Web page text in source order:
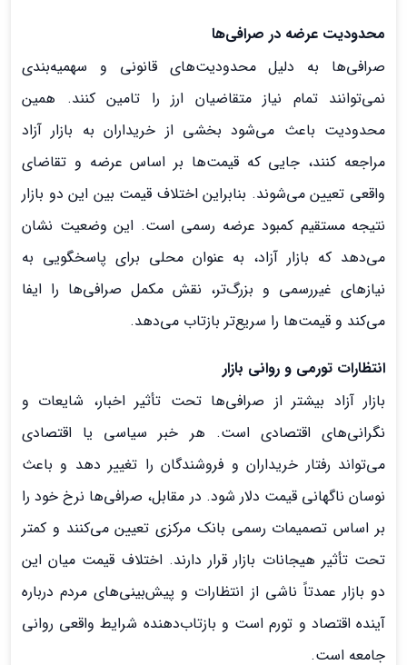
محدودیت عرضه در صرافی‌ها
صرافی‌ها به دلیل محدودیت‌های قانونی و سهمیه‌بندی
نمی‌توانند تمام نیاز متقاضیان ارز را تامین کنند. همین
محدودیت باعث می‌شود بخشی از خریداران به بازار آزاد
مراجعه کنند، جایی که قیمت‌ها بر اساس عرضه و تقاضای
واقعی تعیین می‌شوند. بنابراین اختلاف قیمت بین این دو بازار
نتیجه مستقیم کمبود عرضه رسمی است. این وضعیت نشان
می‌دهد که بازار آزاد، به عنوان محلی برای پاسخگویی به
نیازهای غیررسمی و بزرگ‌تر، نقش مکمل صرافی‌ها را ایفا
می‌کند و قیمت‌ها را سریع‌تر بازتاب می‌دهد.
انتظارات تورمی و روانی بازار
بازار آزاد بیشتر از صرافی‌ها تحت تأثیر اخبار، شایعات و
نگرانی‌های اقتصادی است. هر خبر سیاسی یا اقتصادی
می‌تواند رفتار خریداران و فروشندگان را تغییر دهد و باعث
نوسان ناگهانی قیمت دلار شود. در مقابل، صرافی‌ها نرخ خود را
بر اساس تصمیمات رسمی بانک مرکزی تعیین می‌کنند و کمتر
تحت تأثیر هیجانات بازار قرار دارند. اختلاف قیمت میان این
دو بازار عمدتاً ناشی از انتظارات و پیش‌بینی‌های مردم درباره
آینده اقتصاد و تورم است و بازتاب‌دهنده شرایط واقعی روانی
جامعه است.